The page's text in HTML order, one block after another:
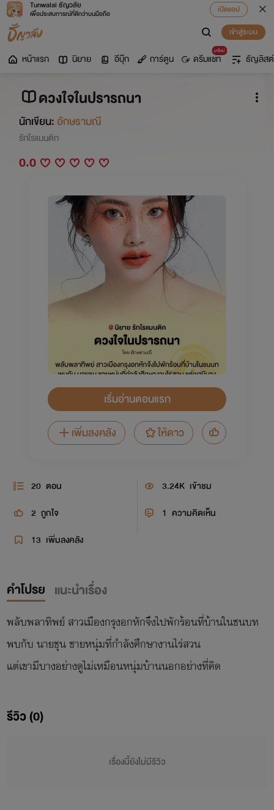
Tunwalai ธัญวลัย
เพื่อประสบการณ์ที่ดีกว่าบนมือถือ
เปิดแอป
เข้าสู่ระบบ
หน้าแรก นิยาย อีบุ๊ก การ์ตูน
มาใหม่
ดรีมแชท ธัญลิสต์
ดวงใจในปรารถนา
นักเขียน:อักษรามณี
รักโรแมนติก
0.0
เริ่มอ่านตอนแรก
เพิ่มลงคลัง
ให้ดาว
20 ตอน 3.24K เข้าชม
2 ถูกใจ 1 ความคิดเห็น
13 เพิ่มลงคลัง
คำโปรย แนะนำเรื่อง
พลับพลาทิพย์ สาวเมืองกรุงอกหักจึงไปพักร้อนที่บ้านในชนบท
พบกับ นายชุน ชายหนุ่มที่กำลังศึกษางานไร่สวน
รีวิว (0)
เรื่องนี้ยังไม่มีรีวิว